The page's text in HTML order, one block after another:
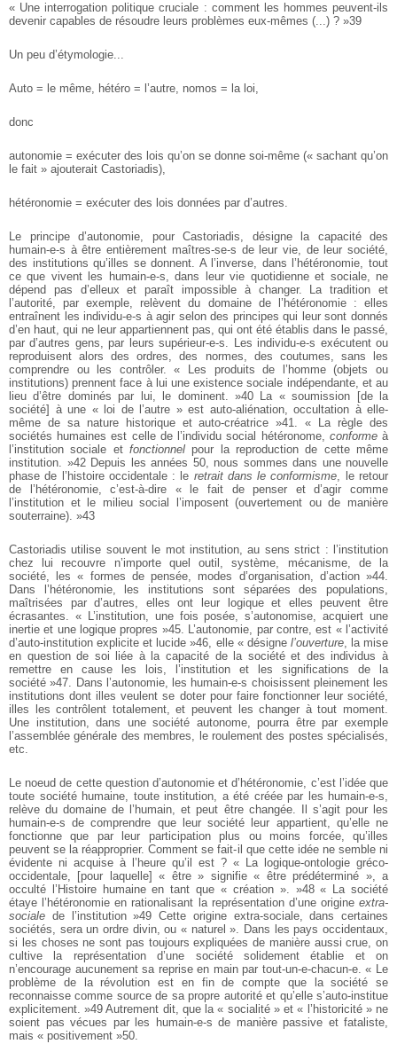
« Une interrogation politique cruciale : comment les hommes peuvent-ils
devenir capables de résoudre leurs problèmes eux-mêmes (...) ? »39
Un peu d’étymologie...
Auto = le même, hétéro = l’autre, nomos = la loi,
donc
autonomie = exécuter des lois qu’on se donne soi-même (« sachant qu’on
le fait » ajouterait Castoriadis),
hétéronomie = exécuter des lois données par d’autres.
Le principe d’autonomie, pour Castoriadis, désigne la capacité des
humain-e-s à être entièrement maîtres-se-s de leur vie, de leur société,
des institutions qu’illes se donnent. A l’inverse, dans l’hétéronomie, tout
ce que vivent les humain-e-s, dans leur vie quotidienne et sociale, ne
dépend pas d’elleux et paraît impossible à changer. La tradition et
l’autorité, par exemple, relèvent du domaine de l’hétéronomie : elles
entraînent les individu-e-s à agir selon des principes qui leur sont donnés
d’en haut, qui ne leur appartiennent pas, qui ont été établis dans le passé,
par d’autres gens, par leurs supérieur-e-s. Les individu-e-s exécutent ou
reproduisent alors des ordres, des normes, des coutumes, sans les
comprendre ou les contrôler. « Les produits de l’homme (objets ou
institutions) prennent face à lui une existence sociale indépendante, et au
lieu d’être dominés par lui, le dominent. »40 La « soumission [de la
société] à une « loi de l’autre » est auto-aliénation, occultation à elle-
même de sa nature historique et auto-créatrice »41. « La règle des
sociétés humaines est celle de l’individu social hétéronome, conformeà
l’institution sociale et fonctionnel pour la reproduction de cette même
institution. »42 Depuis les années 50, nous sommes dans une nouvelle
phase de l’histoire occidentale : le retrait dans le conformisme, le retour
de l’hétéronomie, c’est-à-dire « le fait de penser et d’agir comme
l’institution et le milieu social l’imposent (ouvertement ou de manière
souterraine). »43
Castoriadis utilise souvent le mot institution, au sens strict : l’institution
chez lui recouvre n’importe quel outil, système, mécanisme, de la
société, les « formes de pensée, modes d’organisation, d’action »44.
Dans l’hétéronomie, les institutions sont séparées des populations,
maîtrisées par d’autres, elles ont leur logique et elles peuvent être
écrasantes. « L’institution, une fois posée, s’autonomise, acquiert une
inertie et une logique propres »45. L’autonomie, par contre, est « l’activité
d’auto-institution explicite et lucide »46, elle « désigne l’ouverture, la mise
en question de soi liée à la capacité de la société et des individus à
remettre en cause les lois, l’institution et les significations de la
société »47. Dans l’autonomie, les humain-e-s choisissent pleinement les
institutions dont illes veulent se doter pour faire fonctionner leur société,
illes les contrôlent totalement, et peuvent les changer à tout moment.
Une institution, dans une société autonome, pourra être par exemple
l’assemblée générale des membres, le roulement des postes spécialisés,
etc.
Le noeud de cette question d’autonomie et d’hétéronomie, c’est l’idée que
toute société humaine, toute institution, a été créée par les humain-e-s,
relève du domaine de l’humain, et peut être changée. Il s’agit pour les
humain-e-s de comprendre que leur société leur appartient, qu’elle ne
fonctionne que par leur participation plus ou moins forcée, qu’illes
peuvent se la réapproprier. Comment se fait-il que cette idée ne semble ni
évidente ni acquise à l’heure qu’il est ? « La logique-ontologie gréco-
occidentale, [pour laquelle] « être » signifie « être prédéterminé », a
occulté l’Histoire humaine en tant que « création ». »48 « La société
étaye l’hétéronomie en rationalisant la représentation d’une origine extra-
sociale de l’institution »49 Cette origine extra-sociale, dans certaines
sociétés, sera un ordre divin, ou « naturel ». Dans les pays occidentaux,
si les choses ne sont pas toujours expliquées de manière aussi crue, on
cultive la représentation d’une société solidement établie et on
n’encourage aucunement sa reprise en main par tout-un-e-chacun-e. « Le
problème de la révolution est en fin de compte que la société se
reconnaisse comme source de sa propre autorité et qu’elle s’auto-institue
explicitement. »49 Autrement dit, que la « socialité » et « l’historicité » ne
soient pas vécues par les humain-e-s de manière passive et fataliste,
mais « positivement »50.